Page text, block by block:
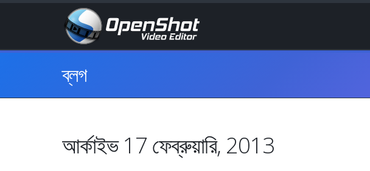
ব্লগ
আর্কাইভ 17 ফেব্রুয়ারি, 2013